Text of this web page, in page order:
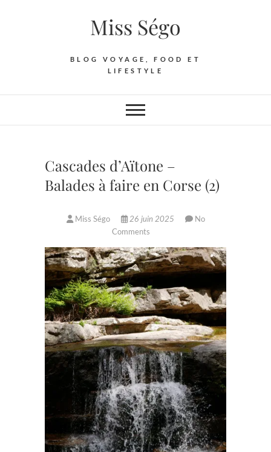
Miss Ségo
BLOG VOYAGE, FOOD ET
LIFESTYLE
Cascades d’Aïtone –
Balades à faire en Corse (2)
Miss Ségo 26 juin 2025
No
Comments